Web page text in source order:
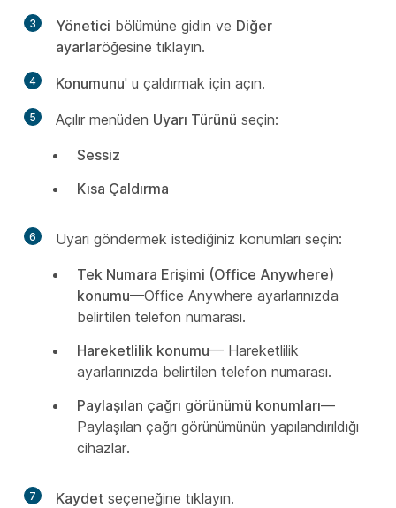
3 Yönetici bölümüne gidin ve Diğer
ayarlaröğesine tıklayın.
4 Konumunu' u çaldırmak için açın.
5 Açılır menüden Uyarı Türünü seçin:
Sessiz
Kısa Çaldırma
6
Uyarı göndermek istediğiniz konumları seçin:
Tek Numara Erişimi (Office Anywhere)
konumu—Office Anywhere ayarlarınızda
belirtilen telefon numarası.
Hareketlilik konumu— Hareketlilik
ayarlarınızda belirtilen telefon numarası.
Paylaşılan çağrı görünümü konumları—
Paylaşılan çağrı görünümünün yapılandırıldığı
cihazlar.
7 Kaydet seçeneğine tıklayın.